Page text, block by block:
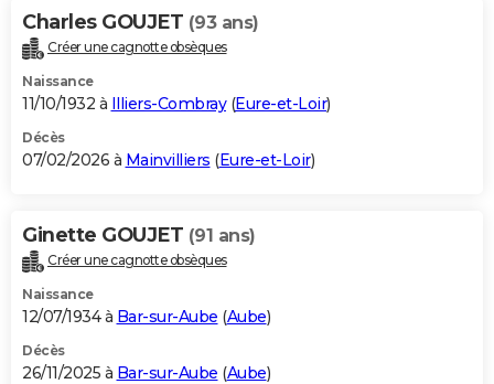
Bricolage
Lifestyle
Culture
Sport
Auto
Television
Voyage
Cinema
Charles GOUJET (93 ans)
Créer une cagnotte obsèques
Naissance
11/10/1932 à Illiers-Combray(Eure-et-Loir)
Décès
07/02/2026 à Mainvilliers (Eure-et-Loir)
Ginette GOUJET (91 ans)
Créer une cagnotte obsèques
Naissance
12/07/1934 à Bar-sur-Aube (Aube)
Décès
26/11/2025 à Bar-sur-Aube (Aube)